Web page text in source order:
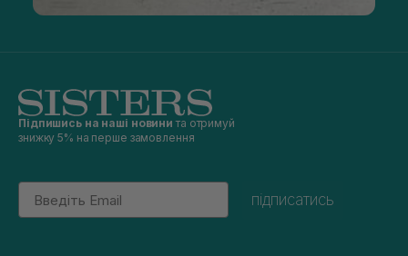
Підпишись на наші новини та отримуй
знижку 5% на перше замовлення
Email
підписатись